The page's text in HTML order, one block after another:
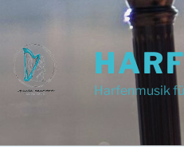
Harfenmusik